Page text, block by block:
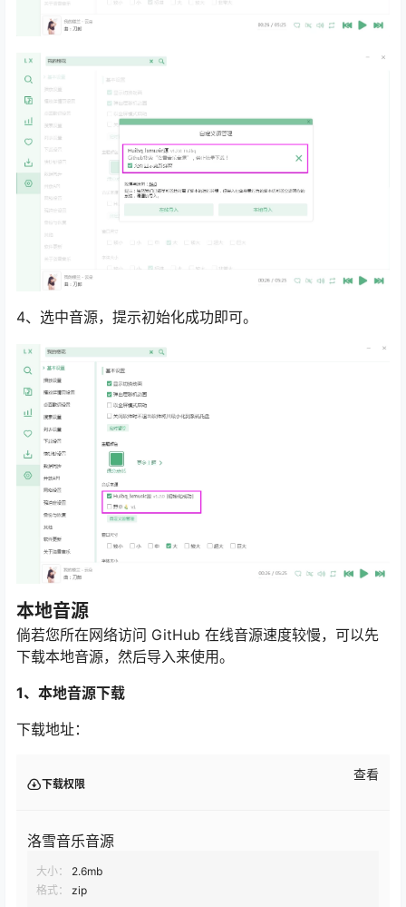
4、选中音源，提示初始化成功即可。
本地音源
倘若您所在网络访问 GitHub 在线音源速度较慢，可以先
下载本地音源，然后导入来使用。
1、本地音源下载
下载地址：
下载权限
查看
洛雪音乐音源
大小：
2.6mb
格式：
zip